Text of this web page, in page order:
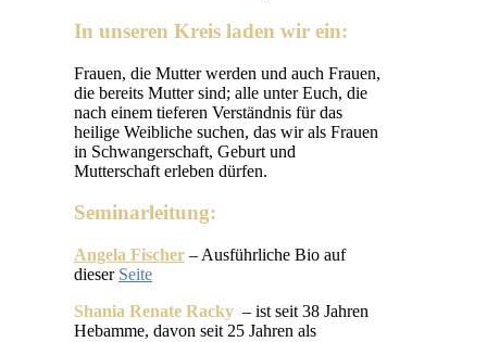
In unseren Kreis laden wir ein:
Frauen, die Mutter werden und auch Frauen,
die bereits Mutter sind; alle unter Euch, die
nach einem tieferen Verständnis für das
heilige Weibliche suchen, das wir als Frauen
in Schwangerschaft, Geburt und
Mutterschaft erleben dürfen.
Seminarleitung:
Angela Fischer – Ausführliche Bio auf
dieser Seite
Shania Renate Racky – ist seit 38 Jahren
Hebamme, davon seit 25 Jahren als